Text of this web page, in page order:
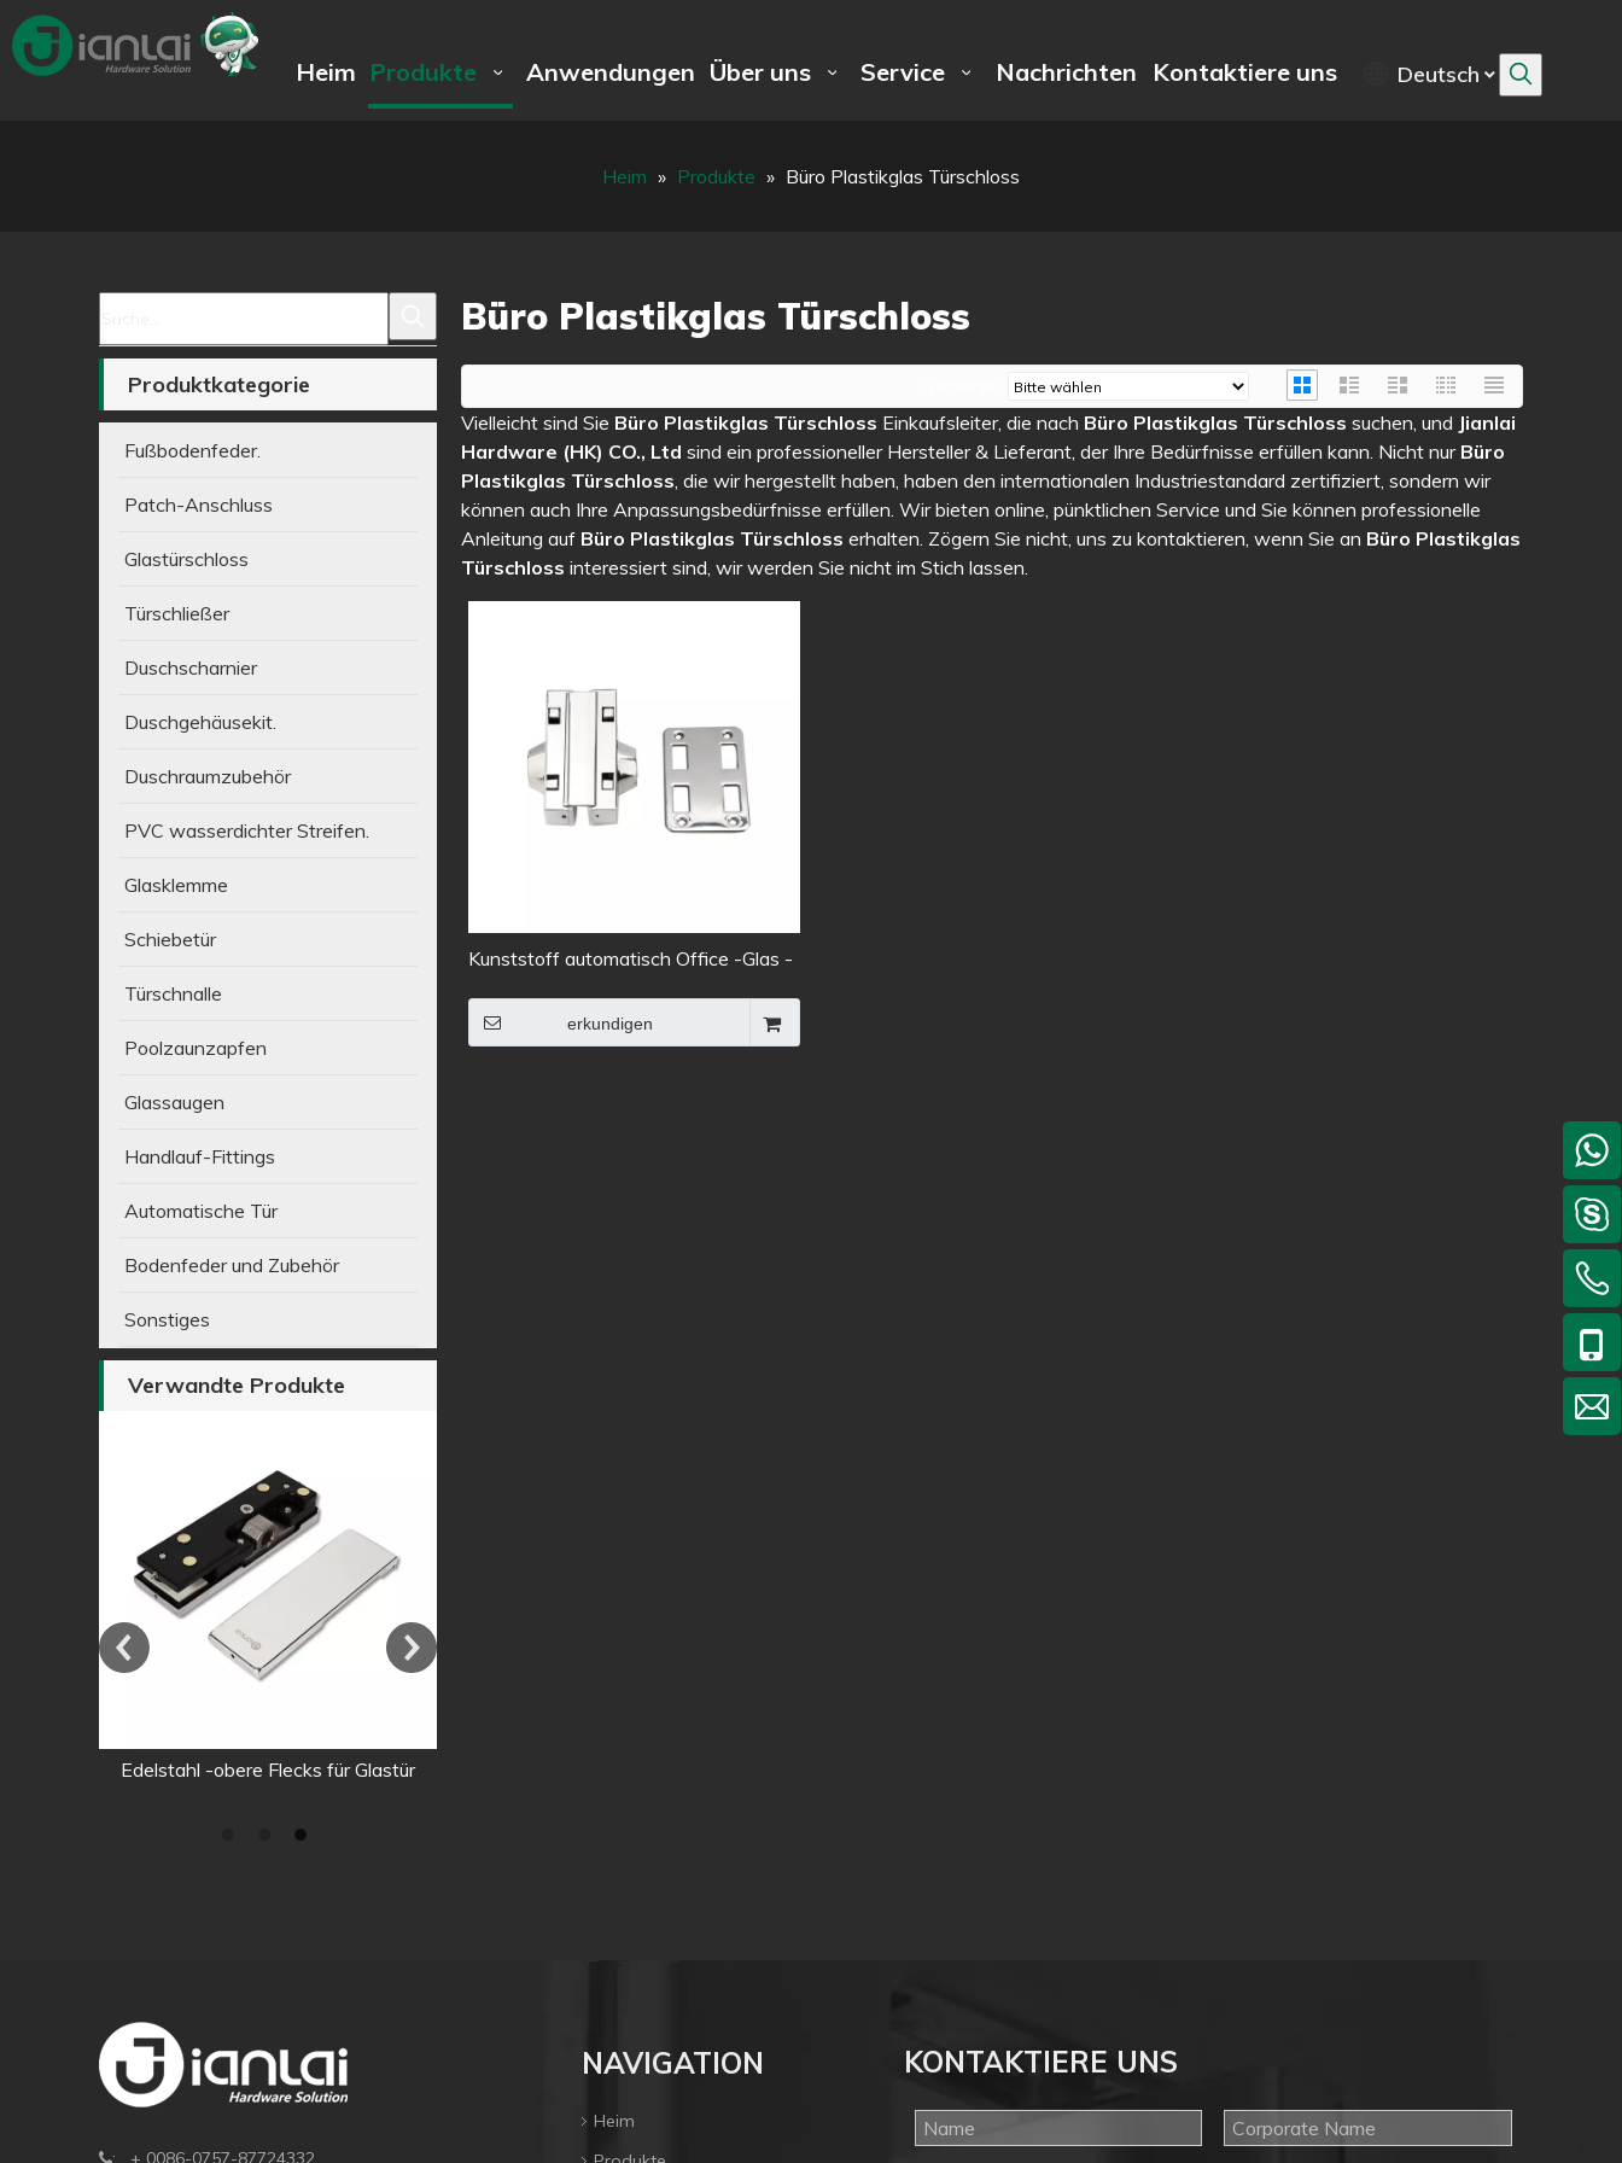
Heim Produkte Anwendungen Über uns Service Nachrichten Kontaktiere uns Deutsch
Heim » Produkte » Büro Plastikglas Türschloss
Produktkategorie
Fußbodenfeder.
Patch-Anschluss
Glastürschloss
Türschließer
Duschscharnier
Duschgehäusekit.
Duschraumzubehör
PVC wasserdichter Streifen.
Glasklemme
Schiebetür
Türschnalle
Poolzaunzapfen
Glassaugen
Handlauf-Fittings
Automatische Tür
Bodenfeder und Zubehör
Sonstiges
Verwandte Produkte
Edelstahl -obere Flecks für Glastür
Büro Plastikglas Türschloss
Vielleicht sind Sie Büro Plastikglas Türschloss Einkaufsleiter, die nach Büro Plastikglas Türschloss suchen, und Jianlai
Hardware (HK) CO., Ltd sind ein professioneller Hersteller & Lieferant, der Ihre Bedürfnisse erfüllen kann. Nicht nur Büro
Plastikglas Türschloss, die wir hergestellt haben, haben den internationalen Industriestandard zertifiziert, sondern wir
können auch Ihre Anpassungsbedürfnisse erfüllen. Wir bieten online, pünktlichen Service und Sie können professionelle
Anleitung auf Büro Plastikglas Türschloss erhalten. Zögern Sie nicht, uns zu kontaktieren, wenn Sie an Büro Plastikglas
Türschloss interessiert sind, wir werden Sie nicht im Stich lassen.
Kunststoff automatisch Office -Glas -
erkundigen
: + 0086-0757-87724332.
NAVIGATION
Heim
KONTAKTIERE UNS